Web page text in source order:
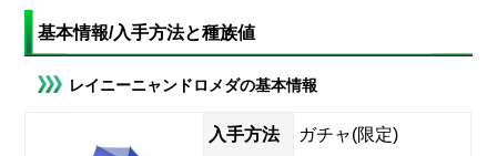
基本情報/入手方法と種族値
レイニーニャンドロメダの基本情報
入手方法 ガチャ(限定)